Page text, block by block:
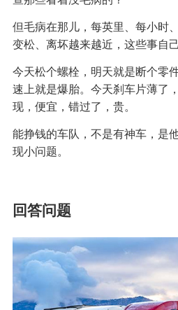
但毛病在那儿，每英里、每小时
变松、离坏越来越近，这些事自己
今天松个螺栓，明天就是断个零
速上就是爆胎。今天刹车片薄了
现，便宜，错过了，贵。
能挣钱的车队，不是有神车，是
现小问题。
回答问题